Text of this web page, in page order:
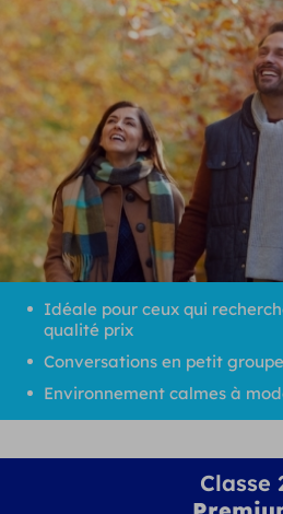
Idéale pour ceux qui
qualité prix
Conversations en petit groupe
Environnement calmes à
Classe